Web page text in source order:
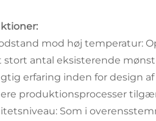
mod høj temperatur:
stort antal eksisterende
erfaring inden for design
produktionsprocesser
Som i